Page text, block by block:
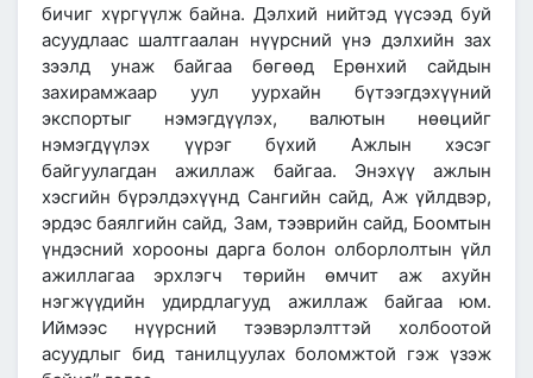
бичиг хүргүүлж байна. Дэлхий нийтэд үүсээд буй
асуудлаас шалтгаалан нүүрсний үнэ дэлхийн зах
зээлд унаж байгаа бөгөөд Ерөнхий сайдын
захирамжаар уул уурхайн бүтээгдэхүүний
экспортыг нэмэгдүүлэх, валютын нөөцийг
нэмэгдүүлэх үүрэг бүхий Ажлын хэсэг
байгуулагдан ажиллаж байгаа. Энэхүү ажлын
хэсгийн бүрэлдэхүүнд Сангийн сайд, Аж үйлдвэр,
эрдэс баялгийн сайд, Зам, тээврийн сайд, Боомтын
үндэсний хорооны дарга болон олборлолтын үйл
ажиллагаа эрхлэгч төрийн өмчит аж ахуйн
нэгжүүдийн удирдлагууд ажиллаж байгаа юм.
Иймээс нүүрсний тээвэрлэлттэй холбоотой
асуудлыг бид танилцуулах боломжтой гэж үзэж